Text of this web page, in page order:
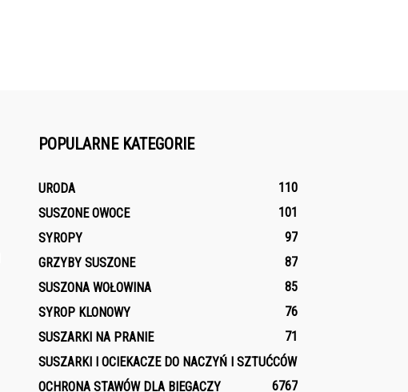
POPULARNE KATEGORIE
URODA
110
SUSZONE OWOCE
101
SYROPY
97
GRZYBY SUSZONE
87
SUSZONA WOŁOWINA
85
SYROP KLONOWY
76
SUSZARKI NA PRANIE
71
SUSZARKI I OCIEKACZE DO NACZYŃ I SZTUĆCÓW
67
OCHRONA STAWÓW DLA BIEGACZY 67